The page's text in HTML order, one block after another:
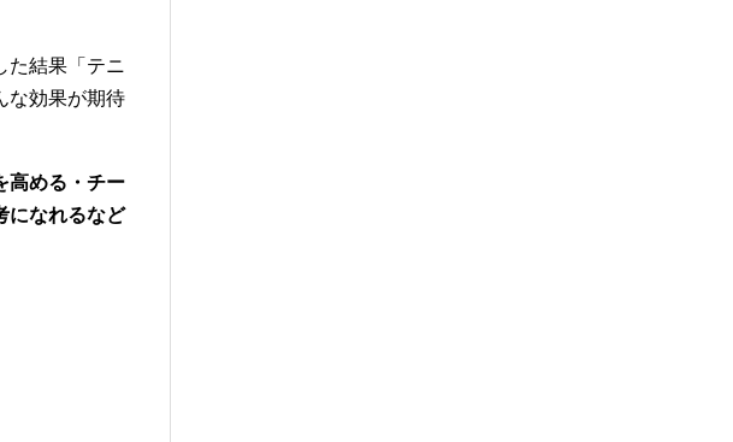
た結果「テニ
な効果が期待
高める・チー
になれるなど